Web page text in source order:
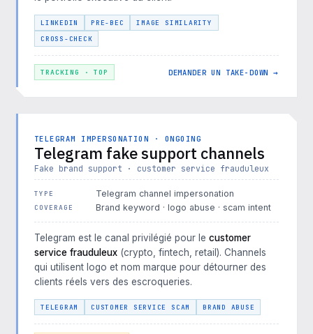
LINKEDIN PRE-BEC
IMAGE SIMILARITY
CROSS-CHECK
TRACKING · TOP DEMANDER UN TAKE-DOWN →
TELEGRAM IMPERSONATION · ONGOING
Telegram fake support channels
Fake brand support · customer service frauduleux
TYPE Telegram channel impersonation
COVERAGE Brand keyword · logo abuse · scam intent
Telegram est le canal privilégié pour le customer
service frauduleux (crypto, fintech, retail). Channels
qui utilisent logo et nom marque pour détourner des
clients réels vers des escroqueries.
TELEGRAM CUSTOMER SERVICE SCAM BRAND ABUSE